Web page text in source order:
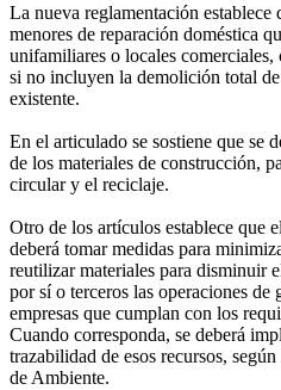
La nueva reglamentación establece
menores de reparación doméstica
unifamiliares o locales
si no incluyen la demolición total
existente.
En el articulado se sostiene que se
de los materiales de construcción,
circular y el reciclaje.
Otro de los artículos establece que
deberá tomar medidas para
reutilizar materiales para disminuir
por sí o terceros las operaciones de
empresas que cumplan con los
Cuando corresponda, se deberá
trazabilidad de esos recursos,
de Ambiente.